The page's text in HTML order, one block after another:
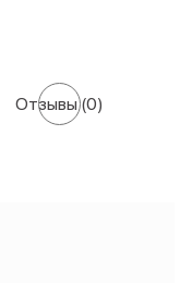
Отзывы(0)